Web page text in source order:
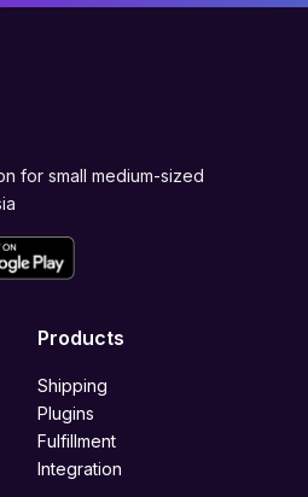
for small medium-sized
Products
Shipping
Plugins
Fulfillment
Integration